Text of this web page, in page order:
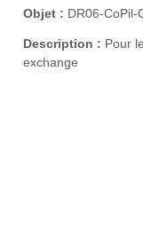
Objet : DR06-CoPil-
Description : Pour
exchange